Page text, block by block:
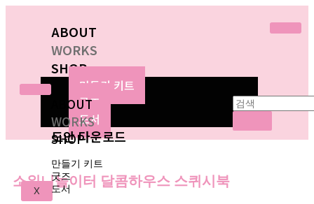
ABOUT
WORKS
SHOP
만들기 키트
굿즈
도서
도안 다운로드
X
ABOUT
WORKS
SHOP
만들기 키트
굿즈
도서
소워니놀이터 달콤하우스 스퀴시북